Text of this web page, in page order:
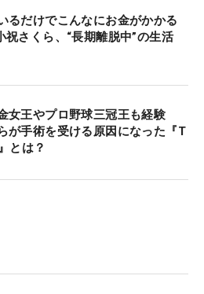
るだけでこんなにお金がかかる
祝さくら、“長期離脱中”の生活
女王やプロ野球三冠王も経験
が手術を受ける原因になった『T
とは？